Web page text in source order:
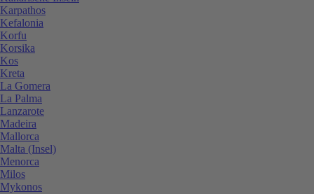
Karpathos
Kefalonia
Korfu
Korsika
Kos
Kreta
La Gomera
La Palma
Lanzarote
Madeira
Mallorca
Malta (Insel)
Menorca
Milos
Mykonos